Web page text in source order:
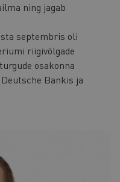
ning jagab
septembris oli
riigivõlgade
osakonna
Bankis ja